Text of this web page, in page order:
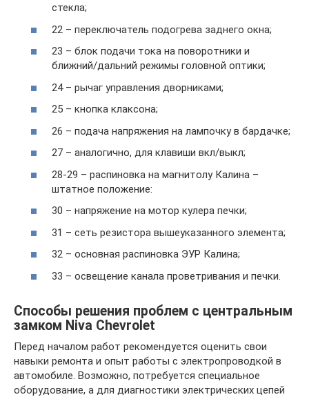
стекла;
22 – переключатель подогрева заднего окна;
23 – блок подачи тока на поворотники и
ближний/дальний режимы головной оптики;
24 – рычаг управления дворниками;
25 – кнопка клаксона;
26 – подача напряжения на лампочку в бардачке;
27 – аналогично, для клавиши вкл/выкл;
28-29 – распиновка на магнитолу Калина –
штатное положение:
30 – напряжение на мотор кулера печки;
31 – сеть резистора вышеуказанного элемента;
32 – основная распиновка ЭУР Калина;
33 – освещение канала проветривания и печки.
Способы решения проблем с центральным
замком Niva Chevrolet
Перед началом работ рекомендуется оценить свои
навыки ремонта и опыт работы с электропроводкой в
автомобиле. Возможно, потребуется специальное
оборудование, а для диагностики электрических цепей